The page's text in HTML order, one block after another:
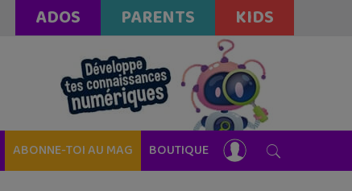
ADOS PARENTS KIDS
ABONNE-TOI AU MAG BOUTIQUE